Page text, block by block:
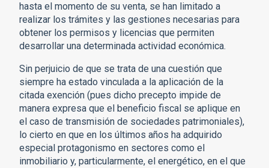
hasta el momento de su venta, se han limitado a
realizar los trámites y las gestiones necesarias para
obtener los permisos y licencias que permiten
desarrollar una determinada actividad económica.
Sin perjuicio de que se trata de una cuestión que
siempre ha estado vinculada a la aplicación de la
citada exención (pues dicho precepto impide de
manera expresa que el beneficio fiscal se aplique en
el caso de transmisión de sociedades patrimoniales),
lo cierto en que en los últimos años ha adquirido
especial protagonismo en sectores como el
inmobiliario y, particularmente, el energético, en el que